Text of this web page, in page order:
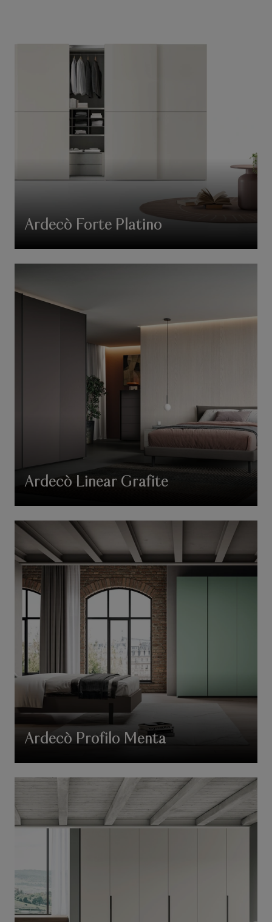
Ardecò Forte Platino
Ardecò Linear Grafite
Ardecò Profilo Menta